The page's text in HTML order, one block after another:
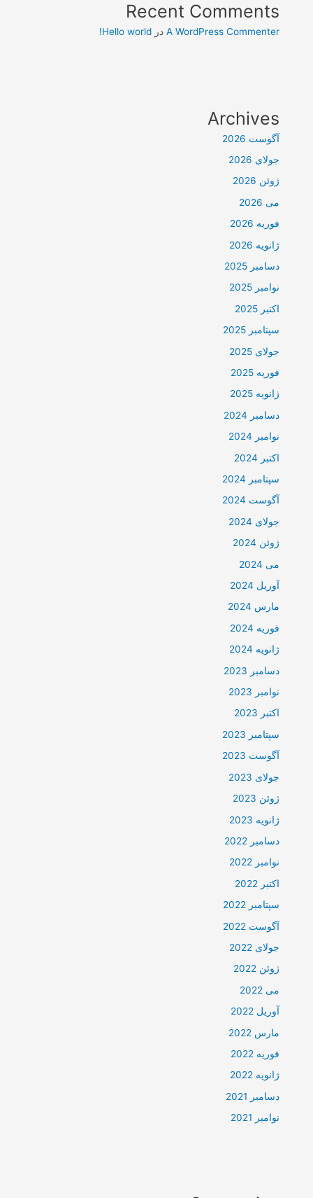
Recent Comments
A WordPress Commenter درHello world!
Archives
آگوست 2026
جولای 2026
ژوئن 2026
می 2026
فوریه 2026
ژانویه 2026
دسامبر 2025
نوامبر 2025
اکتبر 2025
سپتامبر 2025
جولای 2025
فوریه 2025
ژانویه 2025
دسامبر 2024
نوامبر 2024
اکتبر 2024
سپتامبر 2024
آگوست 2024
جولای 2024
ژوئن 2024
می 2024
آوریل 2024
مارس 2024
فوریه 2024
ژانویه 2024
دسامبر 2023
نوامبر 2023
اکتبر 2023
سپتامبر 2023
آگوست 2023
جولای 2023
ژوئن 2023
ژانویه 2023
دسامبر 2022
نوامبر 2022
اکتبر 2022
سپتامبر 2022
آگوست 2022
جولای 2022
ژوئن 2022
می 2022
آوریل 2022
مارس 2022
فوریه 2022
ژانویه 2022
دسامبر 2021
نوامبر 2021